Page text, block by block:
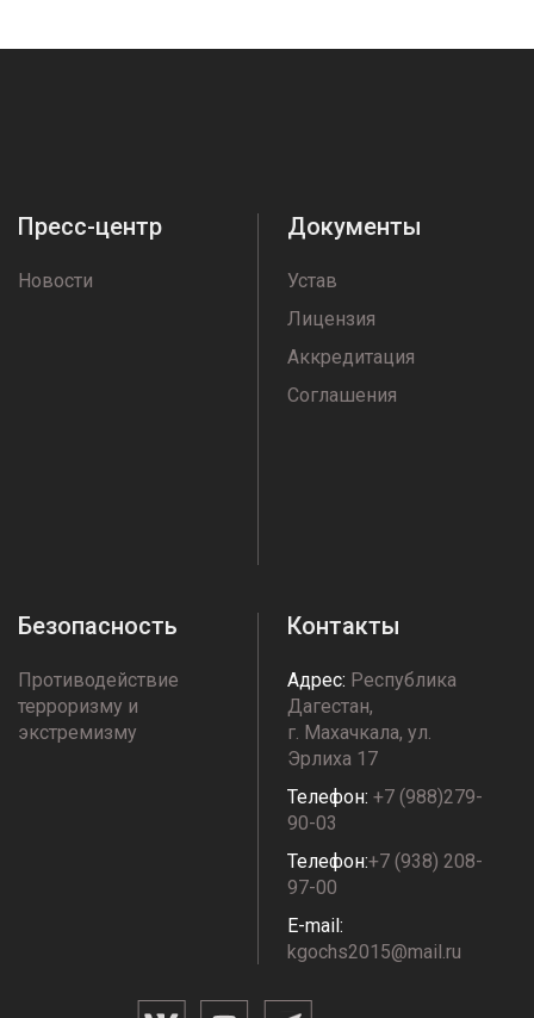
Пресс-центр
Новости
Документы
Устав
Лицензия
Аккредитация
Соглашения
Безопасность
Противодействие
терроризму и
экстремизму
Контакты
Адрес: Республика
Дагестан,
г. Махачкала, ул.
Эрлиха 17
Телефон: +7 (988)279-
90-03
Телефон:+7 (938) 208-
97-00
E-mail:
kgochs2015@mail.ru